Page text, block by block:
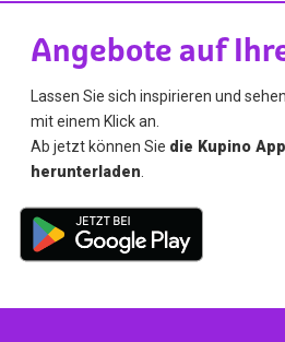
Angebote auf
Lassen Sie sich inspirieren und
mit einem Klick an.
Ab jetzt können Sie die Kupino
herunterladen